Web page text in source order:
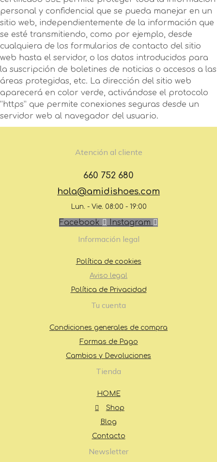
personal y confidencial que se pueda manejar en un
sitio web, independientemente de la información que
se esté transmitiendo, como por ejemplo, desde
cualquiera de los formularios de contacto del sitio
web hasta el servidor, o los datos introducidos para
la suscripción de boletines de noticias o accesos a las
áreas protegidas, etc. La dirección del sitio web
aparecerá en color verde, activándose el protocolo
“https” que permite conexiones seguras desde un
servidor web al navegador del usuario.
Atención al cliente
660 752 680
hola@amidishoes.com
Lun. - Vie. 08:00 - 19:00
Facebook Instagram
Información legal
Política de cookies
Aviso legal
Política de Privacidad
Tu cuenta
Condiciones generales de compra
Formas de Pago
Cambios y Devoluciones
Tienda
HOME
Shop
Blog
Contacto
Newsletter